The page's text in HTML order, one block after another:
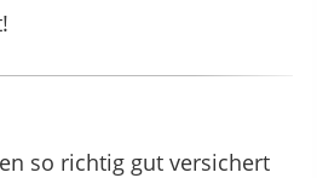
so richtig gut versichert